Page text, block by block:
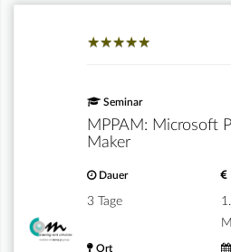
★★★★★
★★★★★
Seminar
MPPAM: Microsoft
Maker
Dauer
3 Tage
Ort